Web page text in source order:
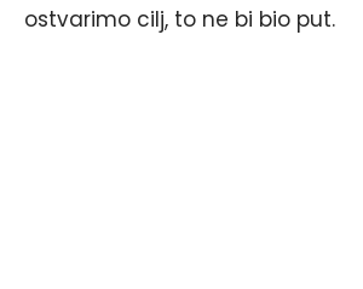
ostvarimo cilj, to ne bi bio put.